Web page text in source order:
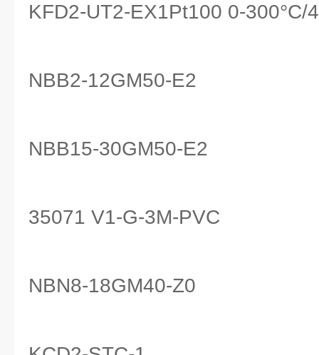
KFD2-UT2-EX1Pt100 0-300°C/
NBB2-12GM50-E2
NBB15-30GM50-E2
35071 V1-G-3M-PVC
NBN8-18GM40-Z0